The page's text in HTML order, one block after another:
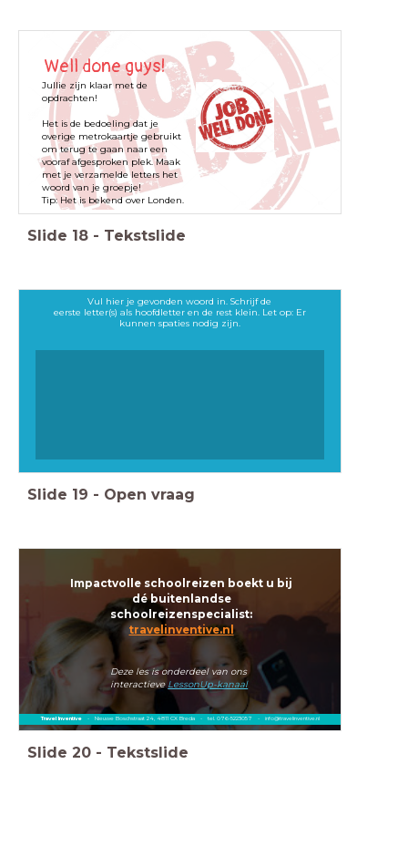
Well done guys!
Jullie zijn klaar met de
opdrachten!
Het is de bedoeling dat je
overige metrokaartje gebruikt
om terug te gaan naar een
vooraf afgesproken plek. Maak
met je verzamelde letters het
woord van je groepje!
Tip: Het is bekend over Londen.
Slide 18 - Tekstslide
Vul hier je gevonden woord in. Schrijf de
eerste letter(s) als hoofdletter en de rest klein. Let op: Er
kunnen spaties nodig zijn.
Slide 19 - Open vraag
Impactvolle schoolreizen boekt u bij
dé buitenlandse
schoolreizenspecialist:
travelinventive.nl
Deze les is onderdeel van ons
interactieve LessonUp-kanaal
Travel Inventive- Nieuwe Boschstraat 24, 4811 CX Breda - tel. 076-5223057 - info@travelinventive.nl
Slide 20 - Tekstslide